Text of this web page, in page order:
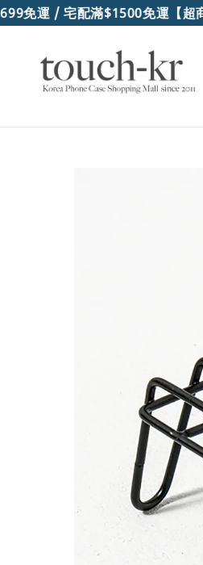
免運 / 宅配滿$1500免運【超